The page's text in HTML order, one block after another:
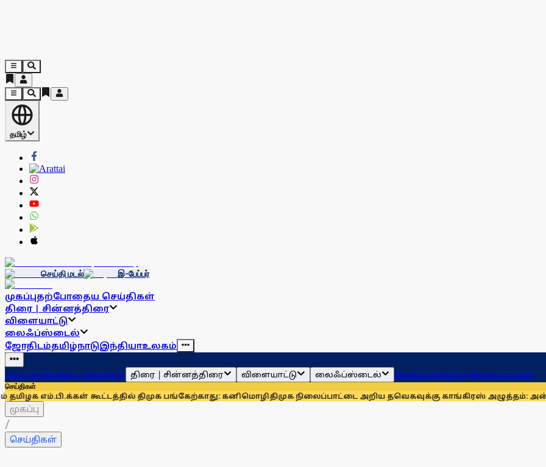
தமிழ்
செய்தி மடல் இ-பேப்பர்
முகப்புதற்போதைய செய்திகள்
திரை | சின்னத்திரை
விளையாட்டு
லைஃப்ஸ்டைல்
ஜோதிடம்தமிழ்நாடுஇந்தியாஉலகம்
முகப்புதற்போதைய செய்திகள் திரை | சின்னத்திரை விளையாட்டு லைஃப்ஸ்டைல் ஜோதிடம்தமிழ்நாடுஇந்தியாஉலகம்
செய்திகள்
கூட்டத்தில் திமுக பங்கேற்காது: கனிமொழிதிமுக நிலைப்பாட்டை அறிய தவெகவுக்கு காங்கிரஸ் அழுத்தம்: அன்புமணி
முகப்பு
/
செய்திகள்